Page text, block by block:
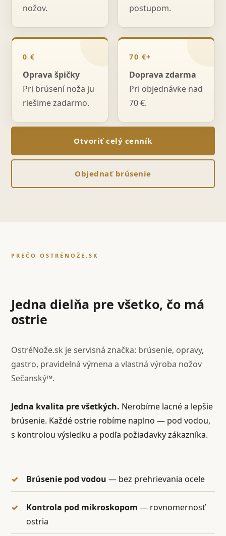
nožov.
postupom.
0 €
Oprava špičky
Pri brúsení noža ju
riešime zadarmo.
70 €+
Doprava zdarma
Pri objednávke nad
70 €.
Otvoriť celý cenník
Objednať brúsenie
PREČO OSTRÉNOŽE.SK
Jedna dielňa pre všetko, čo má
ostrie
OstréNože.sk je servisná značka: brúsenie, opravy,
gastro, pravidelná výmena a vlastná výroba nožov
Sečanský™.
Jedna kvalita pre všetkých. Nerobíme lacné a lepšie
brúsenie. Každé ostrie robíme naplno — pod vodou,
s kontrolou výsledku a podľa požiadavky zákazníka.
Brúsenie pod vodou — bez prehrievania ocele
Kontrola pod mikroskopom — rovnomernosť
ostria